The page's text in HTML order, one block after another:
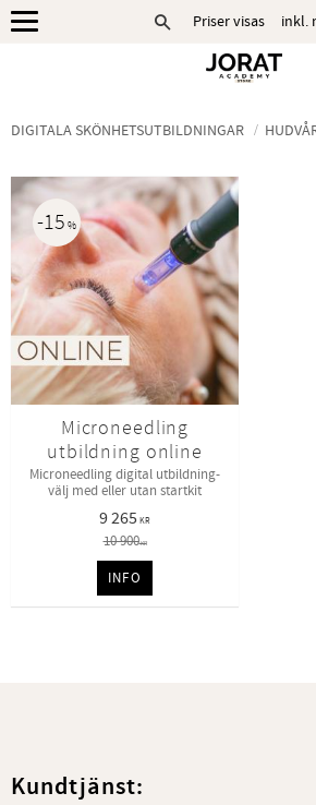
Priser visas inkl.
DIGITALA SKÖNHETSUTBILDNINGAR
Microneedling
utbildning online
Microneedling digital utbildning-
välj med eller utan startkit
9 265 KR
10 900KR
15 %
INFO
Kundtjänst: